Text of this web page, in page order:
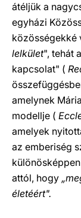
átéljük a
egyházi
közösségekké
lelkület", tehát
kapcsolat" (
amelynek
modellje (
amelyek
az emberiség
attól, hogy
életéért".